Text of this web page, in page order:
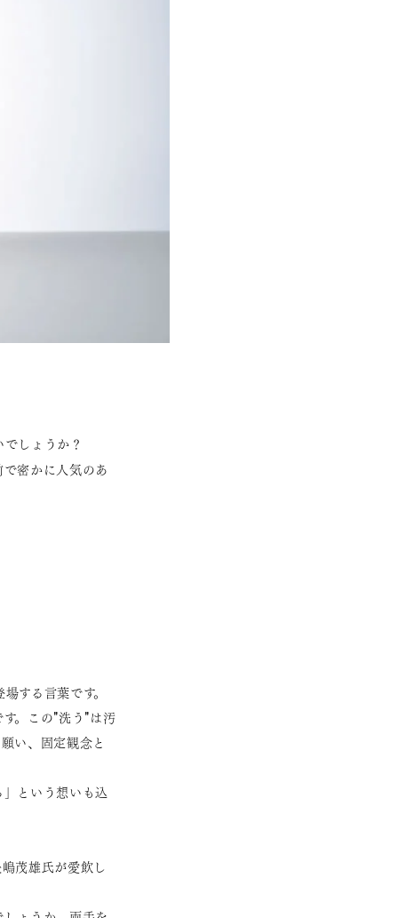
しょうか？
密かに人気のあ
する言葉です。
。この"洗う"は汚
い、固定観念と
という想いも込
茂雄氏が愛飲し